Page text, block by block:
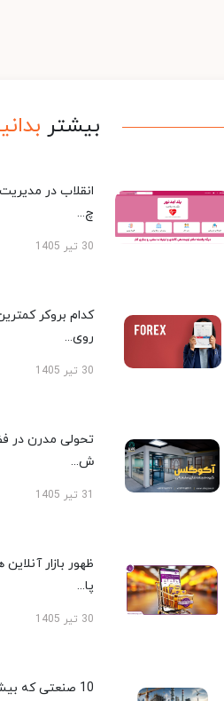
بیشتر بدانید
انقلاب در مدیریت
چ...
30 تیر 1405
کدام بروکر
روی...
30 تیر 1405
تحولی مدرن در
ش...
ظهور بازار
پا...
30 تیر 1405
10 صنعتی که